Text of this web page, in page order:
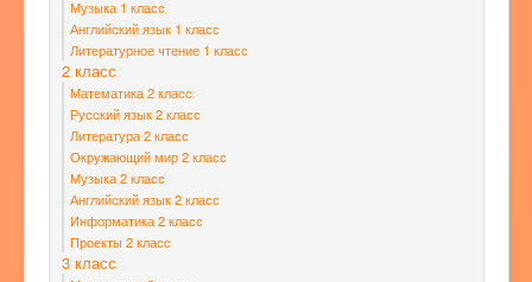
Музыка 1 класс
Английский язык 1 класс
Литературное чтение 1 класс
2 класс
Математика 2 класс
Русский язык 2 класс
Литература 2 класс
Окружающий мир 2 класс
Музыка 2 класс
Английский язык 2 класс
Информатика 2 класс
Проекты 2 класс
3 класс